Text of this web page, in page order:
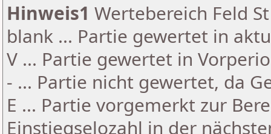
Hinweis1 Wertebereich Feld
blank ... Partie gewertet in
V ... Partie gewertet in
- ... Partie nicht gewertet, da
E ... Partie vorgemerkt zur
Einstiegselozahl in der